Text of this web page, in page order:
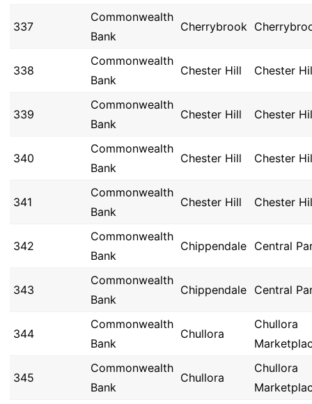
337
Commonwealth
Bank
Cherrybrook
338
Commonwealth
Bank
Chester Hill Chester
339
Commonwealth
Bank
Chester Hill Chester
340
Commonwealth
Bank
Chester Hill Chester
341
Commonwealth
Bank
Chester Hill Chester
342
Commonwealth
Bank
Chippendale Central
343
Commonwealth
Bank
Chippendale Central
344
Commonwealth
Bank
Chullora
Chullora
345
Commonwealth
Bank
Chullora
Chullora